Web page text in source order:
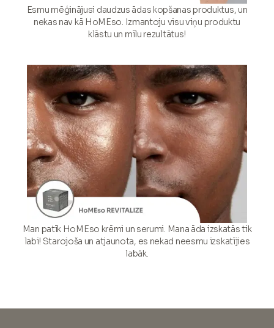
Esmu mēģinājusi daudzus ādas kopšanas produktus, un
nekas nav kā HoMEso. Izmantoju visu viņu produktu
klāstu un mīlu rezultātus!
Man patīk HoMEso krēmi un serumi. Mana āda izskatās tik
labi! Starojoša un atjaunota, es nekad neesmu izskatījies
labāk.